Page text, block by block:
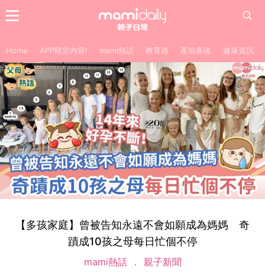
Home APP限定內容! mami熱話 教育路 產前產後 健康資訊
【多孩家庭】曾被告知永遠不會如願成為媽媽 奇
蹟成10孩之母每日忙個不停
mami熱話 親子新聞